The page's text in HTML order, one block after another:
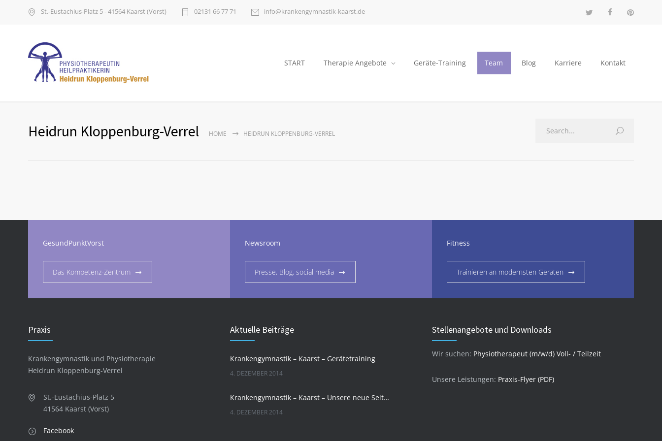
St.-Eustachius-Platz 5 - 41564 Kaarst (Vorst) 02131 66 77 71 info@krankengymnastik-kaarst.de
START Therapie Angebote Geräte-Training Team Blog Karriere Kontakt
Heidrun Kloppenburg-Verrel HOME HEIDRUN KLOPPENBURG-VERREL
GesundPunktVorst
Das Kompetenz-Zentrum
Newsroom
Presse, Blog, social media
Fitness
Trainieren an modernsten Geräten
Praxis
Krankengymnastik und Physiotherapie
Heidrun Kloppenburg-Verrel
St.-Eustachius-Platz 5
41564 Kaarst (Vorst)
Facebook
Aktuelle Beiträge
Krankengymnastik – Kaarst – Gerätetraining
4. DEZEMBER 2014
Krankengymnastik – Kaarst – Unsere neue Seite geht online
4. DEZEMBER 2014
Stellenangebote und Downloads
Wir suchen: Physiotherapeut (m/w/d) Voll- / Teilzeit
Unsere Leistungen: Praxis-Flyer (PDF)